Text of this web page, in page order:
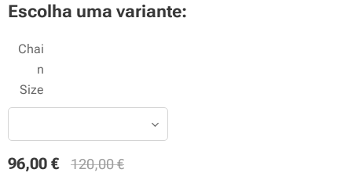
Escolha uma variante:
Chai
n
Size
96,00 € 120,00€